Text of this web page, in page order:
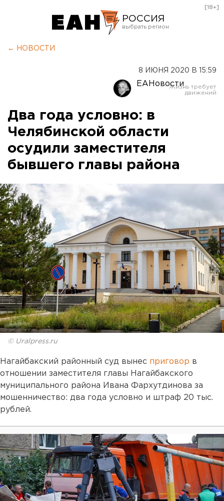
РОССИЯ
Оренбург
[18+]
← НОВОСТИ
8 ИЮНЯ 2020 В 15:59
ЕАНовости
Два года условно: в
Челябинской области
осудили заместителя
бывшего главы района
© Uralpress.ru
Нагайбакский районный суд вынес приговор в
отношении заместителя главы Нагайбакского
муниципального района Ивана Фархутдинова за
мошенничество: два года условно и штраф 20 тыс.
рублей.